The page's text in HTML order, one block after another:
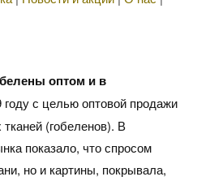
оптом и в
году с целью оптовой продажи
(гобеленов). В
показало, что спросом
но и картины, покрывала,